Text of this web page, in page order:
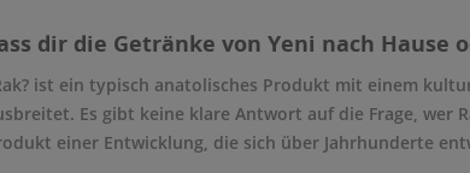
dir die Getränke von Yeni nach Hause
ist ein typisch anatolisches Produkt mit einem
Es gibt keine klare Antwort auf die Frage, wer
einer Entwicklung, die sich über Jahrhunderte